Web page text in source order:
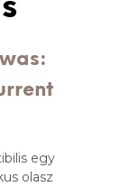
egy
olasz